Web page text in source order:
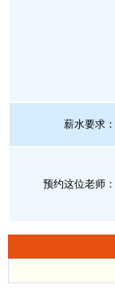
薪水要求：
预约这位老师：